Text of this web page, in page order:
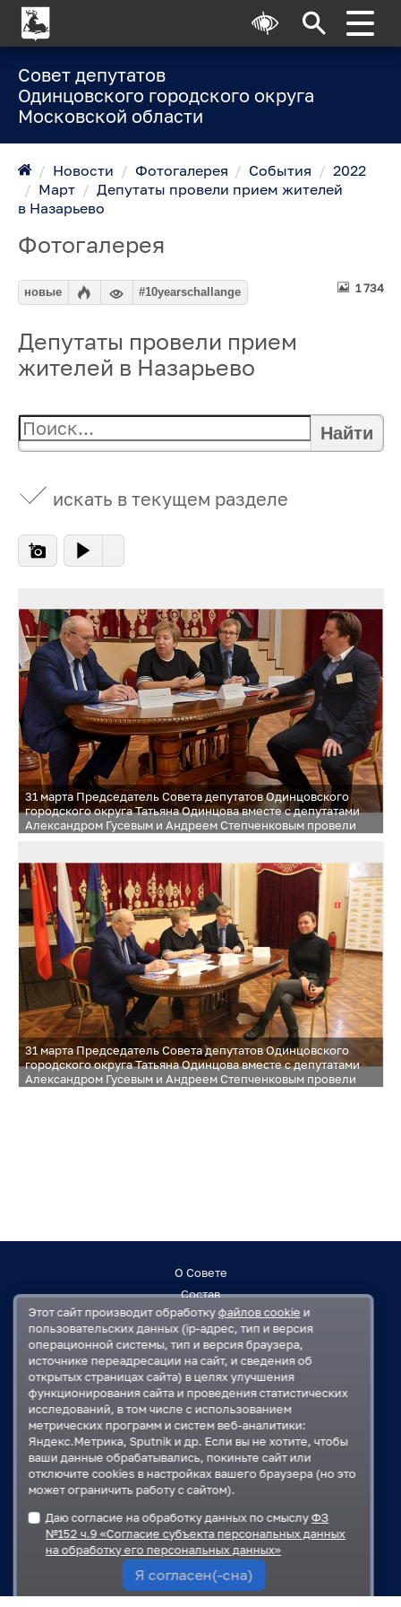
Совет депутатов
Одинцовского городского округа
Московской области
/ Новости / Фотогалерея / События / 2022
/ Март /
Депутаты провели прием жителей
в Назарьево
Фотогалерея
1 734
новые #10yearschallange
Депутаты провели прием
жителей в Назарьево
Найти
искать в текущем разделе
31 марта Председатель Совета депутатов Одинцовского
городского округа Татьяна Одинцова вместе с депутатами
Александром Гусевым и Андреем Степченковым провели
31 марта Председатель Совета депутатов Одинцовского
городского округа Татьяна Одинцова вместе с депутатами
Александром Гусевым и Андреем Степченковым провели
О Совете
Состав
Заседания
Контакты
Регламент
План работ
Решения
Государственная Дума
Московская областная Дума
Администрация Одинцовского городского округа
Этот сайт производит обработкуфайлов cookie и
пользовательских данных (ip-адрес, тип и версия
операционной системы, тип и версия браузера,
источнике переадресации на сайт, и сведения об
открытых страницах сайта) в целях улучшения
функционирования сайта и проведения статистических
исследований, в том числе с использованием
метрических программ и систем веб-аналитики:
Яндекс.Метрика, Sputnik и др. Если вы не хотите, чтобы
ваши данные обрабатывались, покиньте сайт или
отключите cookies в настройках вашего браузера (но это
может ограничить работу с сайтом).
Даю согласие на обработку данных по смыслуФЗ
№152 ч.9 «Согласие субъекта персональных данных
на обработку его персональных данных»
Я согласен(-сна)